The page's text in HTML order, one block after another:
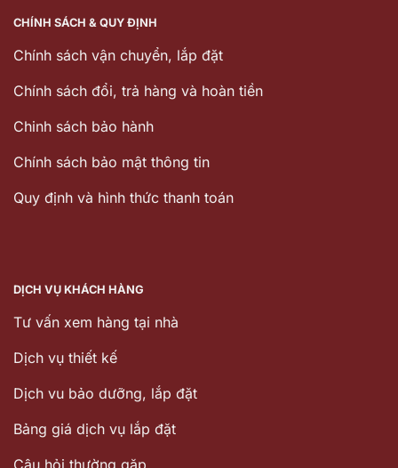
CHÍNH SÁCH & QUY ĐỊNH
Chính sách vận chuyển, lắp đặt
Chính sách đổi, trả hàng và hoàn tiền
Chinh sách bảo hành
Chính sách bảo mật thông tin
Quy định và hình thức thanh toán
DỊCH VỤ KHÁCH HÀNG
Tư vấn xem hàng tại nhà
Dịch vụ thiết kế
Dịch vu bảo dưỡng, lắp đặt
Bảng giá dịch vụ lắp đặt